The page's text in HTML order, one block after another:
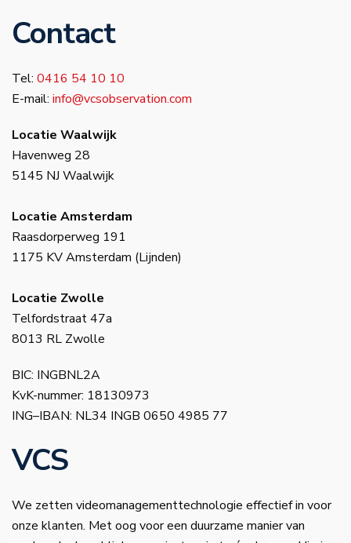
Contact
Tel: 0416 54 10 10
E-mail: info@vcsobservation.com
Locatie Waalwijk
Havenweg 28
5145 NJ Waalwijk
Locatie Amsterdam
Raasdorperweg 191
1175 KV Amsterdam (Lijnden)
Locatie Zwolle
Telfordstraat 47a
8013 RL Zwolle
BIC: INGBNL2A
KvK-nummer: 18130973
ING–IBAN: NL34 INGB 0650 4985 77
VCS
We zetten videomanagementtechnologie effectief in voor
onze klanten. Met oog voor een duurzame manier van